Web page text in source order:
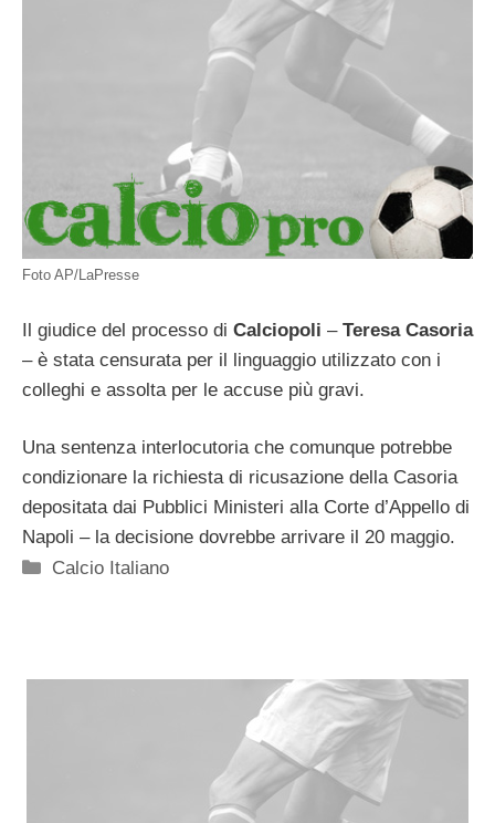
Foto AP/LaPresse
Il giudice del processo di Calciopoli – Teresa Casoria
– è stata censurata per il linguaggio utilizzato con i
colleghi e assolta per le accuse più gravi.
Una sentenza interlocutoria che comunque potrebbe
condizionare la richiesta di ricusazione della Casoria
depositata dai Pubblici Ministeri alla Corte d’Appello di
Napoli – la decisione dovrebbe arrivare il 20 maggio.
Categorie
Calcio Italiano